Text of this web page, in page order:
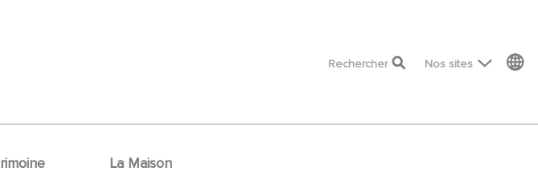
top menu
Rechercher Nos sites
La Maison